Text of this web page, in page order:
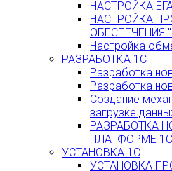
НАСТРОЙКА
НАСТРОЙКА
ОБЕСПЕЧЕНИЯ
Настройка
РАЗРАБОТКА 1С
Разработка
Разработка
Создание
загрузке
РАЗРАБОТКА
ПЛАТФОРМЕ
УСТАНОВКА 1С
УСТАНОВКА